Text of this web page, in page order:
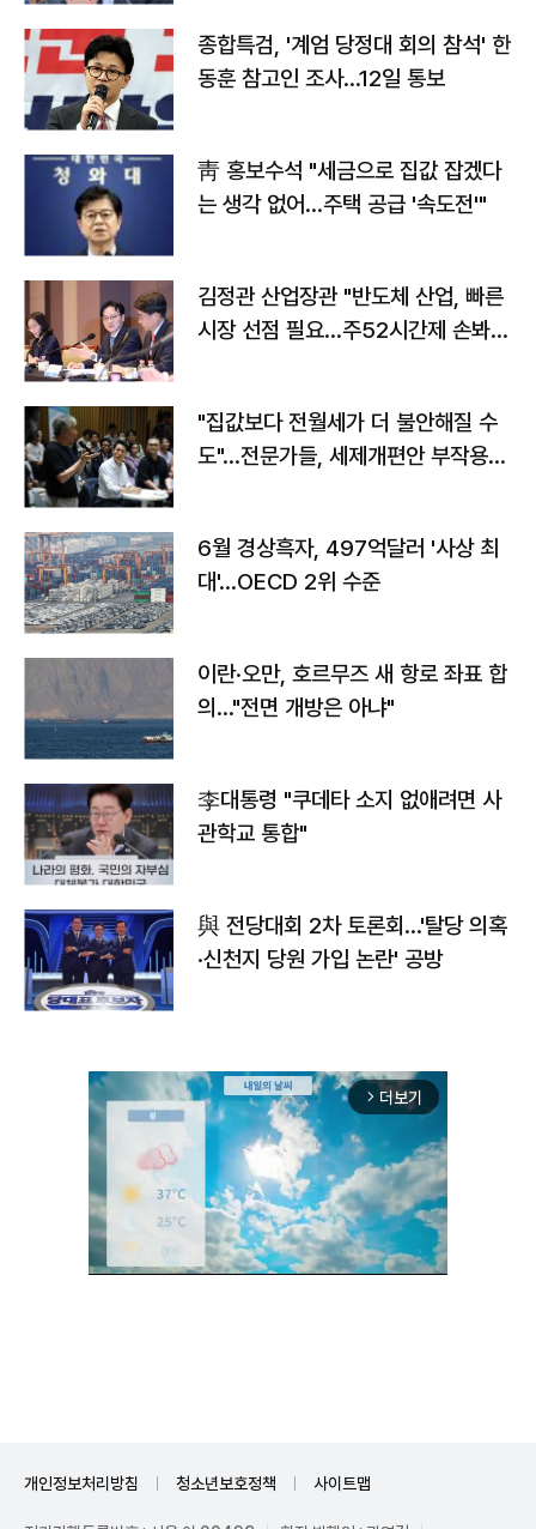
종합특검, '계엄 당정대 회의 참석' 한
동훈 참고인 조사...12일 통보
靑 홍보수석 "세금으로 집값 잡겠다
는 생각 없어…주택 공급 '속도전'"
김정관 산업장관 "반도체 산업, 빠른
시장 선점 필요…주52시간제 손봐
"집값보다 전월세가 더 불안해질 수
도"…전문가들, 세제개편안 부작용
6월 경상흑자, 497억달러 '사상 최
대'…OECD 2위 수준
이란·오만, 호르무즈 새 항로 좌표 합
의…"전면 개방은 아냐"
李대통령 "쿠데타 소지 없애려면 사
관학교 통합"
與 전당대회 2차 토론회…'탈당 의혹
·신천지 당원 가입 논란' 공방
arrow_forward_ios 더보기
개인정보처리방침 청소년보호정책 사이트맵